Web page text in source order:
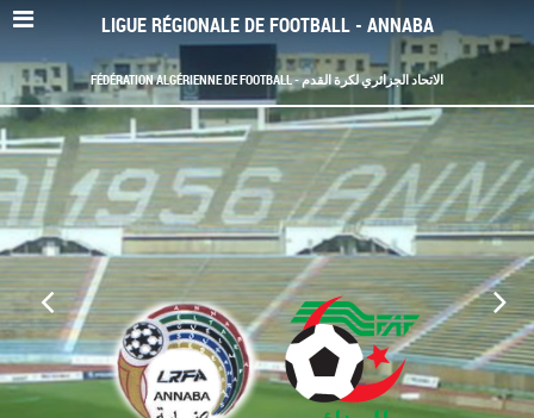
LIGUE RÉGIONALE DE FOOTBALL - ANNABA
FÉDÉRATION ALGÉRIENNE DE FOOTBALL - الاتحاد الجزائري لكرة القدم